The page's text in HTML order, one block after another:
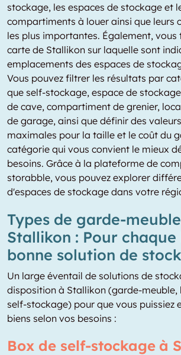
stockage, les espaces de stockage et
compartiments à louer ainsi que leurs
les plus importantes. Également, vous
carte de Stallikon sur laquelle sont
emplacements des espaces de
Vous pouvez filtrer les résultats par
que self-stockage, espace de
de cave, compartiment de grenier,
de garage, ainsi que définir des
maximales pour la taille et le coût du
catégorie qui vous convient le mieux
besoins. Grâce à la plateforme de
storabble, vous pouvez explorer
d'espaces de stockage dans votre
Types de garde-
Stallikon : Pour chaque
bonne solution de
Un large éventail de solutions de
disposition à Stallikon (garde-meuble,
self-stockage) pour que vous puissiez
biens selon vos besoins :
Box de self-stockage à